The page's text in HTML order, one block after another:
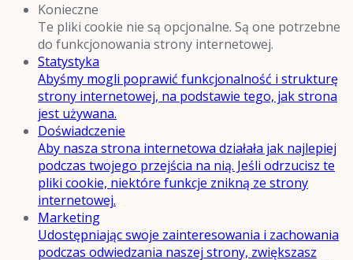
Konieczne
Te pliki cookie nie są opcjonalne. Są one potrzebne
do funkcjonowania strony internetowej.
Statystyka
Abyśmy mogli poprawić funkcjonalność i strukturę
strony internetowej, na podstawie tego, jak strona
jest używana.
Doświadczenie
Aby nasza strona internetowa działała jak najlepiej
podczas twojego przejścia na nią. Jeśli odrzucisz te
pliki cookie, niektóre funkcje znikną ze strony
internetowej.
Marketing
Udostępniając swoje zainteresowania i zachowania
podczas odwiedzania naszej strony, zwiększasz